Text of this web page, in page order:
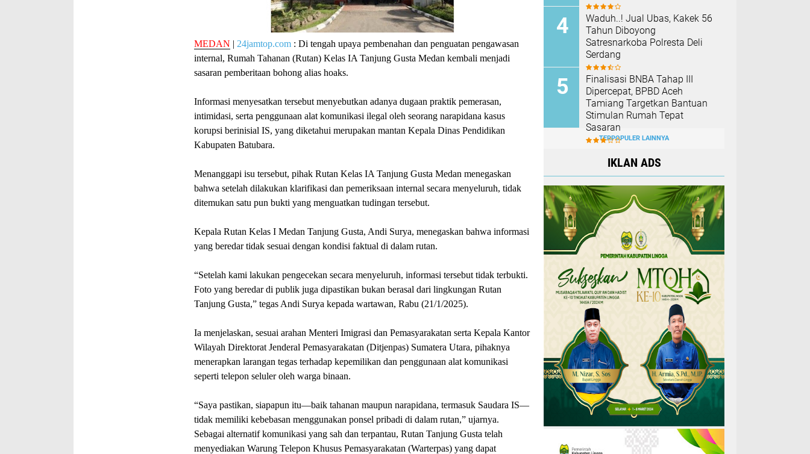
MEDAN | 24jamtop.com : Di tengah upaya pembenahan dan penguatan pengawasan
internal, Rumah Tahanan (Rutan) Kelas IA Tanjung Gusta Medan kembali menjadi
sasaran pemberitaan bohong alias hoaks.
Informasi menyesatkan tersebut menyebutkan adanya dugaan praktik pemerasan,
intimidasi, serta penggunaan alat komunikasi ilegal oleh seorang narapidana kasus
korupsi berinisial IS, yang diketahui merupakan mantan Kepala Dinas Pendidikan
Kabupaten Batubara.
Menanggapi isu tersebut, pihak Rutan Kelas IA Tanjung Gusta Medan menegaskan
bahwa setelah dilakukan klarifikasi dan pemeriksaan internal secara menyeluruh, tidak
ditemukan satu pun bukti yang menguatkan tudingan tersebut.
Kepala Rutan Kelas I Medan Tanjung Gusta, Andi Surya, menegaskan bahwa informasi
yang beredar tidak sesuai dengan kondisi faktual di dalam rutan.
“Setelah kami lakukan pengecekan secara menyeluruh, informasi tersebut tidak terbukti.
Foto yang beredar di publik juga dipastikan bukan berasal dari lingkungan Rutan
Tanjung Gusta,” tegas Andi Surya kepada wartawan, Rabu (21/1/2025).
Ia menjelaskan, sesuai arahan Menteri Imigrasi dan Pemasyarakatan serta Kepala Kantor
Wilayah Direktorat Jenderal Pemasyarakatan (Ditjenpas) Sumatera Utara, pihaknya
menerapkan larangan tegas terhadap kepemilikan dan penggunaan alat komunikasi
seperti telepon seluler oleh warga binaan.
“Saya pastikan, siapapun itu—baik tahanan maupun narapidana, termasuk Saudara IS—
tidak memiliki kebebasan menggunakan ponsel pribadi di dalam rutan,” ujarnya.
Sebagai alternatif komunikasi yang sah dan terpantau, Rutan Tanjung Gusta telah
menyediakan Warung Telepon Khusus Pemasyarakatan (Warterpas) yang dapat
Waduh..! Jual Ubas, Kakek 56
Tahun Diboyong
Satresnarkoba Polresta Deli
Serdang
Finalisasi BNBA Tahap III
Dipercepat, BPBD Aceh
Tamiang Targetkan Bantuan
Stimulan Rumah Tepat
Sasaran
TERPOPULER LAINNYA
IKLAN ADS